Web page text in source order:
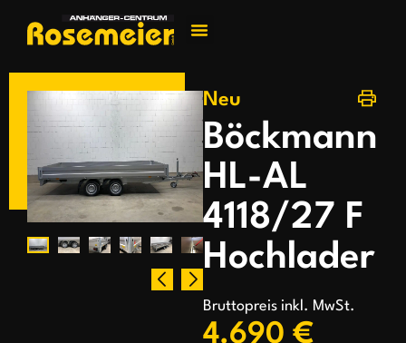
Neu
Böckmann
HL-AL
4118/27 F
Hochlader
Bruttopreis inkl. MwSt.
4.690 €